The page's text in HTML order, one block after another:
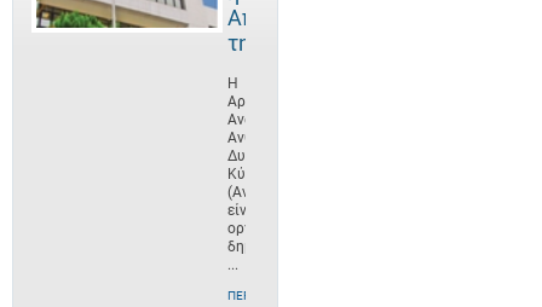
Αποστολή
της
Η
Αρχή
Ανάπτυξης
Ανθρώπινου
Δυναμικού
Κύπρου
(ΑνΑΔ)
είναι
οργανισμός
δημοσίου
...
ΠΕΡΙΣΣΌΤΕΡΕΣ